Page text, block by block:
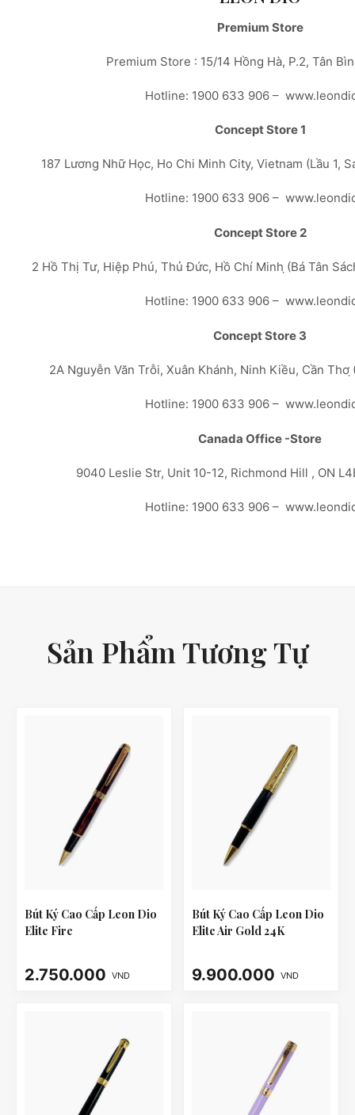
Premium Store
Premium Store : 15/14 Hồng Hà, P.2, Tân
Hotline: 1900 633 906 –
Concept Store 1
187 Lương Nhữ Học, Ho Chi Minh City, Vietnam (Lầu 1,
Hotline: 1900 633 906 –
Concept Store 2
2 Hồ Thị Tư, Hiệp Phú, Thủ Đức, Hồ Chí Minh ̣(Bá Tân
Hotline: 1900 633 906 –
Concept Store 3
2A Nguyễn Văn Trỗi, Xuân Khánh, Ninh Kiều, Cần Thơ
Hotline: 1900 633 906 –
Canada Office -Store
9040 Leslie Str, Unit 10-12, Richmond Hill , ON
Hotline: 1900 633 906 –
Sản Phẩm Tương Tự
Bút Ký Cao Cấp Leon Dio
Elite Fire
2.750.000 VND
Bút Ký Cao Cấp Leon Dio
Elite Air Gold 24K
9.900.000 VND